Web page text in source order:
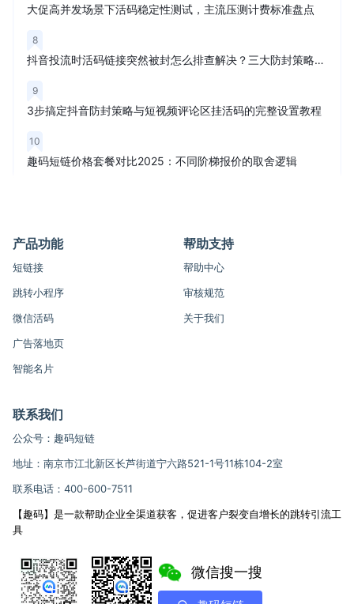
大促高并发场景下活码稳定性测试，主流压测计费标准盘点
8
抖音投流时活码链接突然被封怎么排查解决？三大防封策略解析
9
3步搞定抖音防封策略与短视频评论区挂活码的完整设置教程
10
趣码短链价格套餐对比2025：不同阶梯报价的取舍逻辑
产品功能
短链接
跳转小程序
微信活码
广告落地页
智能名片
帮助支持
帮助中心
审核规范
关于我们
联系我们
公众号：趣码短链
地址：南京市江北新区长芦街道宁六路521-1号11栋104-2室
联系电话：400-600-7511
【趣码】是一款帮助企业全渠道获客，促进客户裂变自增长的跳转引流工
具
微信搜一搜